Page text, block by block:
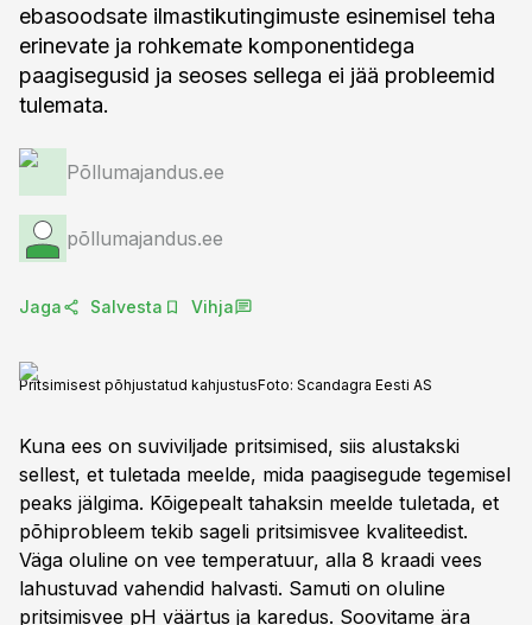
ebasoodsate ilmastikutingimuste esinemisel teha
erinevate ja rohkemate komponentidega
paagisegusid ja seoses sellega ei jää probleemid
tulemata.
Põllumajandus.ee
põllumajandus.ee
Jaga Salvesta Vihja
Pritsimisest põhjustatud kahjustusFoto: Scandagra Eesti AS
Kuna ees on suviviljade pritsimised, siis alustakski
sellest, et tuletada meelde, mida paagisegude tegemisel
peaks jälgima. Kõigepealt tahaksin meelde tuletada, et
põhiprobleem tekib sageli pritsimisvee kvaliteedist.
Väga oluline on vee temperatuur, alla 8 kraadi vees
lahustuvad vahendid halvasti. Samuti on oluline
pritsimisvee pH väärtus ja karedus. Soovitame ära